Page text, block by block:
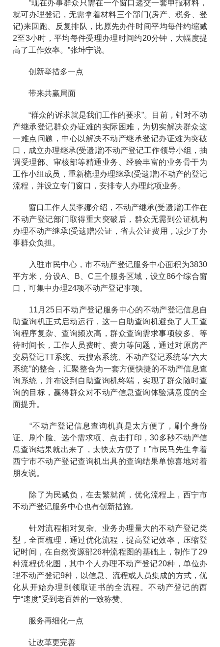
“现在办事群众只需在一个窗口递交一套申报材料，
就可办理登记，无需拿着材料三个部门(房产、税务、登
记)来回跑、反复排队，比原先办件时间平均每件约缩减
2至3小时，平均每件受理办理时间约20分钟，大幅度提
高了工作效率。”张坤宁说。
创新举措多一点
带来共赢局面
“群众的诉求就是我们工作的要求”。目前，针对不动
产继承登记群众办证难的实际困难，为切实解决群众这
一难点问题，中心以解决不动产继承登记办证难为突破
口，成立办理继承(受遗赠)不动产登记工作领导小组，抽
调受理部、审核部等精通业务、经验丰富的业务骨干为
工作小组成员，重新梳理办理继承(受遗赠)不动产的登记
流程，并设立专门窗口，安排专人办理此项业务。
窗口工作人员李娜介绍，不动产继承(受遗赠)工作在
不动产登记部门取得重大突破后，群众无需到公证机构
办理不动产继承(受遗赠)公证，省去公证费用，减少了办
事群众负担。
入驻市民中心，市不动产登记服务中心面积为3830
平方米，分设A、B、C三个服务区域，设立86个综合窗
口，可集中办理24项不动产登记事项。
11月25日不动产登记服务中心的不动产登记信息自
助查询机正式启动运行，这一自助查询机避免了人工查
询程序复杂、查询频次高，群众查询需求事项较多、等
待时间长，工作人员费时、费力等问题，通过对原房产
交易登记TT系统、云搜索系统、不动产登记系统等“六大
系统”的整合，汇聚整合为一套方便快捷的不动产信息查
询系统，并布设到自助查询机终端，实现了群众随时查
询的目标，赢得群众对不动产信息查询体验满意度的全
面提升。
“不动产登记信息查询机真是太方便了，刷个身份
证、刷个脸、选个需求项、点击打印，30多秒不动产信
息查询结果就出来了，太快太方便了！”市民马先生拿着
西宁市不动产登记查询机出具的查询结果单惊喜地对着
朋友说。
除了为民减负，在去繁就简，优化流程上，西宁市
不动产登记服务中心也有创新措施。
针对流程相对复杂、业务办理量大的不动产登记类
型，全面梳理，通过优化流程，提高登记效率，压缩登
记时间，在自然资源部26种流程图的基础上，制作了29
种流程优化图，其中个人办理不动产登记20种，单位办
理不动产登记9种，以信息、流程或人员集成的方式，优
化从开始办理到领取证书的全流程。不动产登记的西
宁“速度”受到老百姓的一致称赞。
服务再细化一点
让改革更完善